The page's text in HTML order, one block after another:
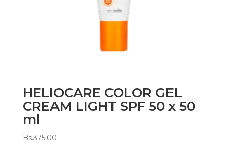
HELIOCARE COLOR GEL
CREAM LIGHT SPF 50 x 50
ml
Bs.375,00